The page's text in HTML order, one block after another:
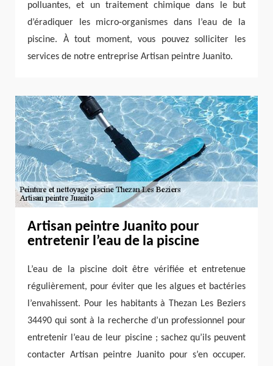
polluantes, et un traitement chimique dans le but
d’éradiquer les micro-organismes dans l’eau de la
piscine. À tout moment, vous pouvez solliciter les
services de notre entreprise Artisan peintre Juanito.
Artisan peintre Juanito pour
entretenir l’eau de la piscine
L’eau de la piscine doit être vérifiée et entretenue
régulièrement, pour éviter que les algues et bactéries
l’envahissent. Pour les habitants à Thezan Les Beziers
34490 qui sont à la recherche d’un professionnel pour
entretenir l’eau de leur piscine ; sachez qu’ils peuvent
contacter Artisan peintre Juanito pour s’en occuper.